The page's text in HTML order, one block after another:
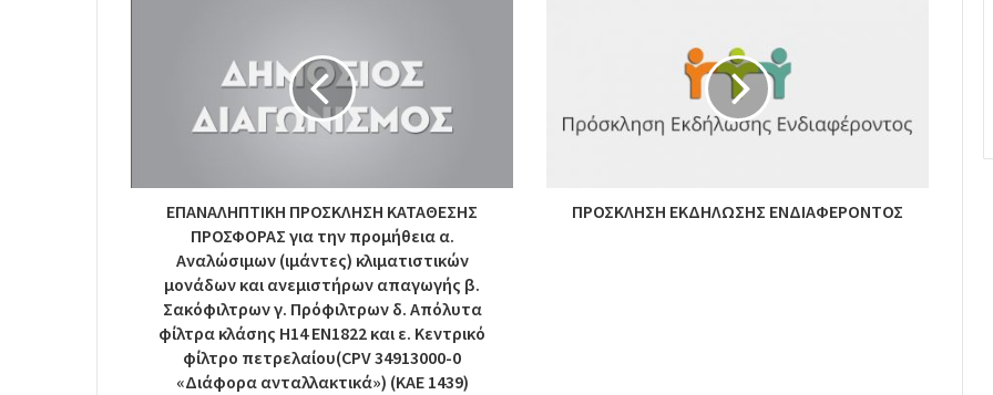
ΕΠΑΝΑΛΗΠΤΙΚΗ ΠΡΟΣΚΛΗΣΗ ΚΑΤΑΘΕΣΗΣ
ΠΡΟΣΦΟΡΑΣ για την προμήθεια α.
Αναλώσιμων (ιμάντες) κλιματιστικών
μονάδων και ανεμιστήρων απαγωγής β.
Σακόφιλτρων γ. Πρόφιλτρων δ. Απόλυτα
φίλτρα κλάσης Η14 ΕΝ1822 και ε. Κεντρικό
φίλτρο πετρελαίου(CPV 34913000-0
«Διάφορα ανταλλακτικά») (ΚΑΕ 1439)
ΠΡΟΣΚΛΗΣΗ ΕΚΔΗΛΩΣΗΣ ΕΝΔΙΑΦΕΡΟΝΤΟΣ